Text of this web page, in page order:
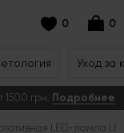
0 0
Уход за
1500 грн. Подробнее
LED-лампа